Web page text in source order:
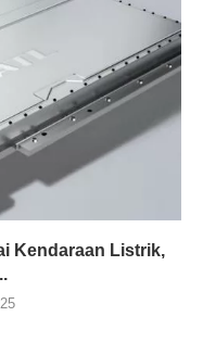
Kendaraan Listrik,